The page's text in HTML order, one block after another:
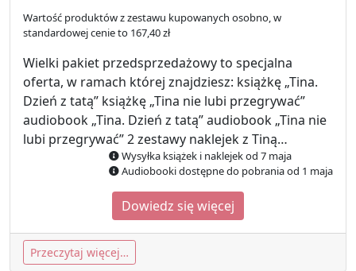
Wartość produktów z zestawu kupowanych osobno, w
standardowej cenie to 167,40 zł
Wielki pakiet przedsprzedażowy to specjalna
oferta, w ramach której znajdziesz: książkę „Tina.
Dzień z tatą” książkę „Tina nie lubi przegrywać”
audiobook „Tina. Dzień z tatą” audiobook „Tina nie
lubi przegrywać” 2 zestawy naklejek z Tiną…
Wysyłka książek i naklejek od 7 maja
Audiobooki dostępne do pobrania od 1 maja
Dowiedz się więcej
Przeczytaj więcej…